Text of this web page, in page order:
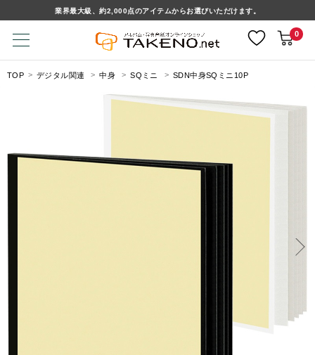
業界最大級、約2,000点のアイテムからお選びいただけます。
0
TOP デジタル関連 中身 SQミニ SDN中身SQミニ10P